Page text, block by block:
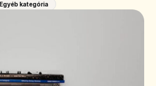
Egyéb kategória